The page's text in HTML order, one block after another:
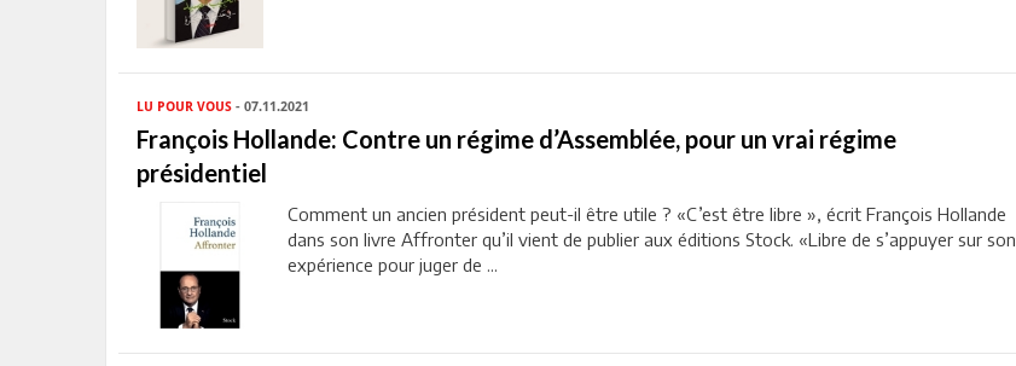
LU POUR VOUS - 07.11.2021
François Hollande: Contre un régime d’Assemblée, pour un vrai régime
présidentiel
Comment un ancien président peut-il être utile ? «C’est être libre », écrit François Hollande
dans son livre Affronter qu’il vient de publier aux éditions Stock. «Libre de s’appuyer sur son
expérience pour juger de ...